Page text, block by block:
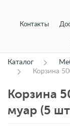
Контакты
Каталог
Корзина
Корзина
муар (5